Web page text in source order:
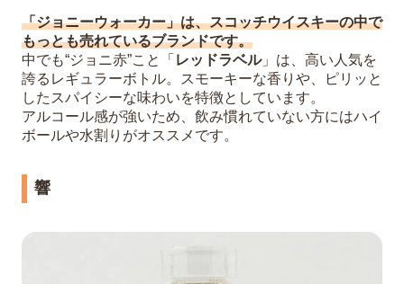
「ジョニーウォーカー」は、スコッチウイスキーの中で
もっとも売れているブランドです。
中でも“ジョニ赤”こと「 レッドラベル」は、高い人気を
誇るレギュラーボトル。スモーキーな香りや、ピリッと
したスパイシーな味わいを特徴としています。
アルコール感が強いため、飲み慣れていない方にはハイ
ボールや水割りがオススメです。
響